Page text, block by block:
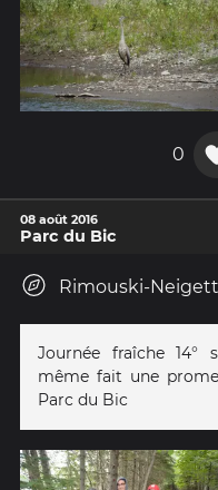
0
08 août 2016
Parc du Bic
Rimouski-
Journée fraîche 14°
même fait une
Parc du Bic